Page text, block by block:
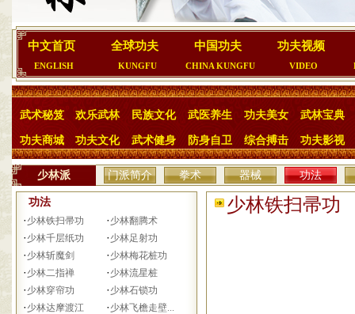
中文首页
ENGLISH
全球功夫
KUNGFU
中国功夫
CHINA KUNGFU
功夫视频
VIDEO
武术秘笈 欢乐武林 民族文化 武医养生 功夫美女 武林宝典
功夫商城 功夫文化 武术健身 防身自卫 综合搏击 功夫影视
少林派 门派简介 拳术 器械 功法
功法
· 少林铁扫帚功 · 少林翻腾术
· 少林千层纸功 · 少林足射功
· 少林斩魔剑 · 少林梅花桩功
· 少林二指禅 · 少林流星桩
· 少林穿帘功 · 少林石锁功
· 少林达摩渡江 · 少林飞檐走壁...
少林铁扫帚